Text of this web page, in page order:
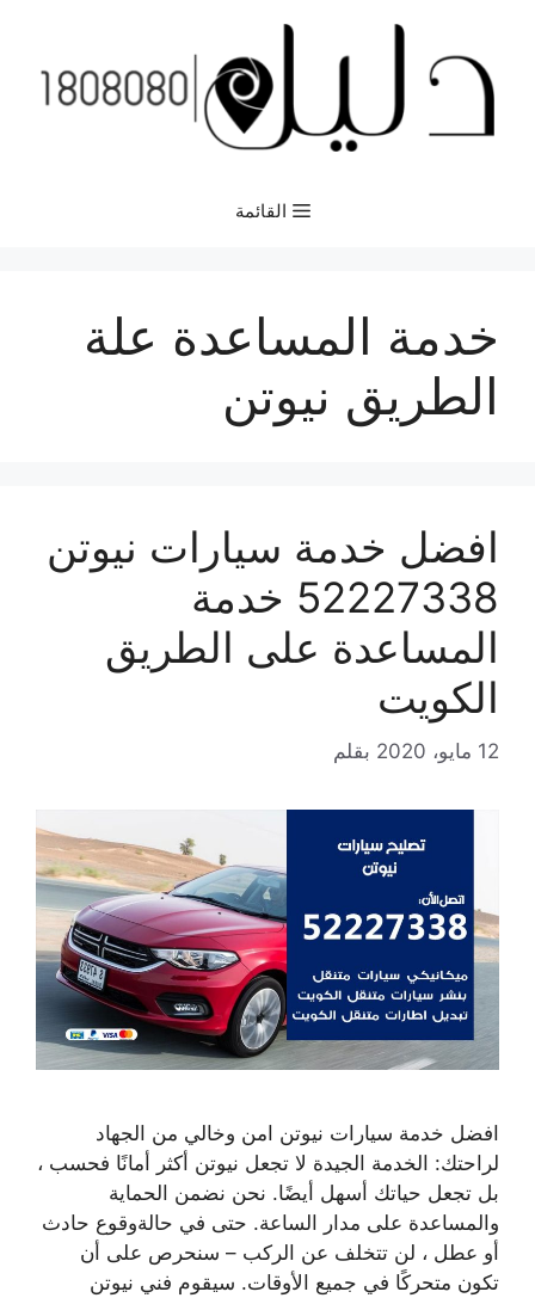
المحتوى
القائمة
خدمة المساعدة علة
الطريق نيوتن
افضل خدمة سيارات نيوتن
52227338 خدمة
المساعدة على الطريق
الكويت
12 مايو، 2020 بقلم
افضل خدمة سيارات نيوتن امن وخالي من الجهاد
لراحتك: الخدمة الجيدة لا تجعل نيوتن أكثر أمانًا فحسب ،
بل تجعل حياتك أسهل أيضًا. نحن نضمن الحماية
والمساعدة على مدار الساعة. حتى في حالةوقوع حادث
أو عطل ، لن تتخلف عن الركب – سنحرص على أن
تكون متحركًا في جميع الأوقات. سيقوم فني نيوتن